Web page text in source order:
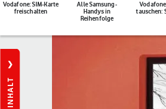
Vodafone: SIM-Karte
freischalten
Alle Samsung-
Handys in
Reihenfolge
tauschen:
INHALT